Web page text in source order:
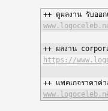
https://